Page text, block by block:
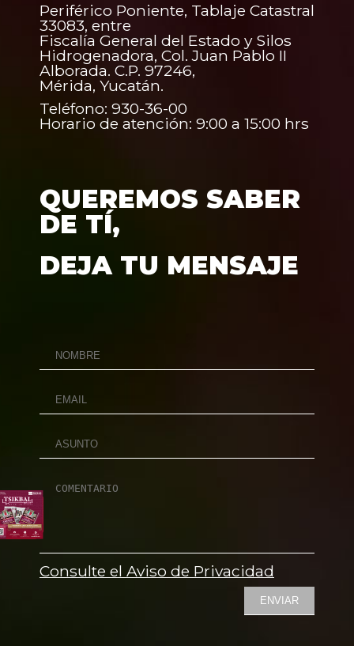
Periférico Poniente, Tablaje Catastral
33083, entre
Fiscalía General del Estado y Silos
Hidrogenadora, Col. Juan Pablo II
Alborada. C.P. 97246,
Mérida, Yucatán.
Teléfono: 930-36-00
Horario de atención: 9:00 a 15:00 hrs
QUEREMOS SABER
DE TÍ,
DEJA TU MENSAJE
Consulte el Aviso de Privacidad